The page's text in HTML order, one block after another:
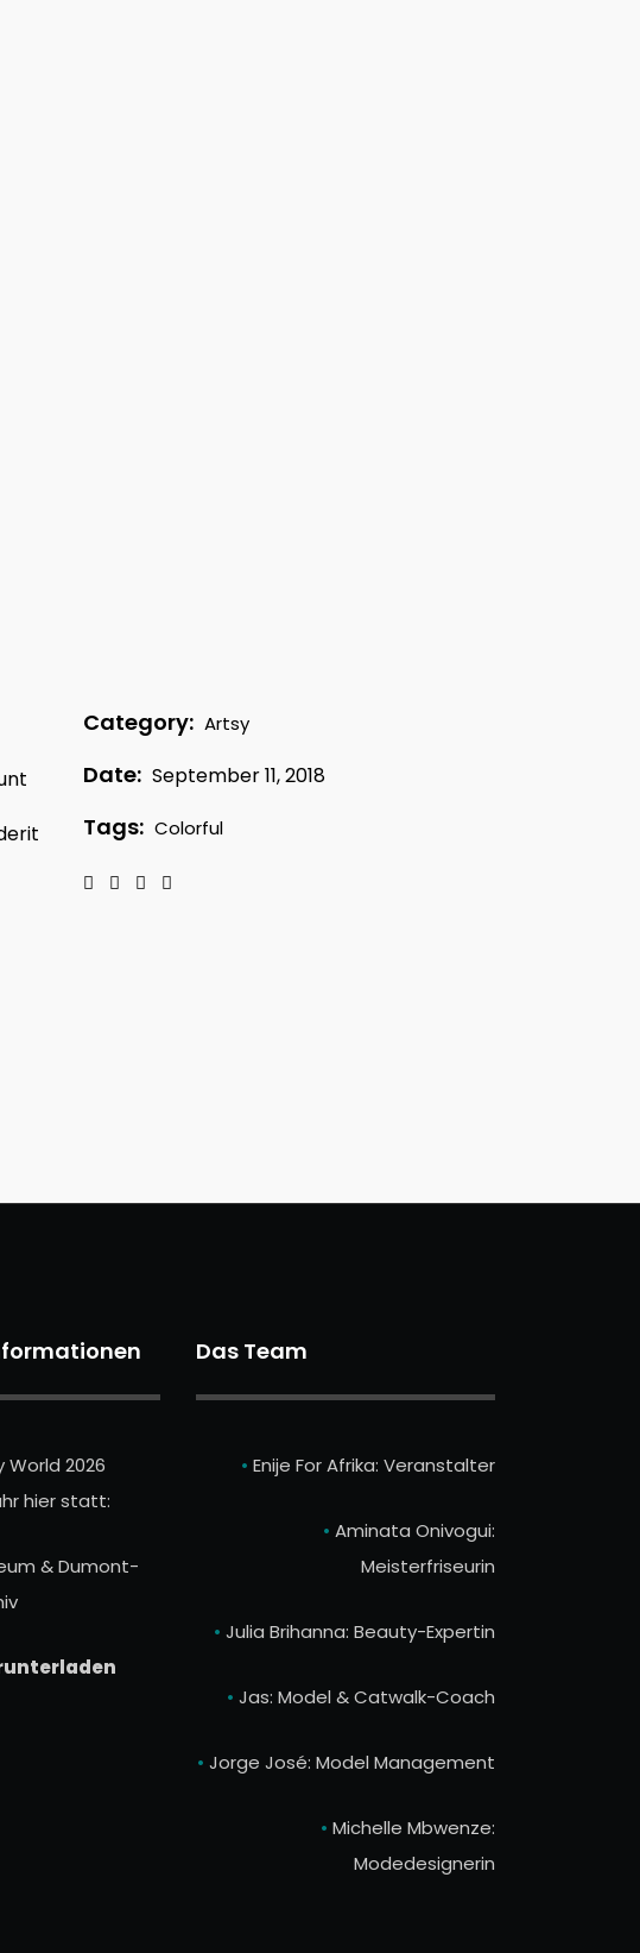
Category: Artsy
Date: September 11, 2018
Tags: Colorful
World 2026
hier statt:
& Dumont-
Das Team
• Enije For Afrika: Veranstalter
• Aminata Onivogui:
Meisterfriseurin
• Julia Brihanna: Beauty-Expertin
• Jas: Model & Catwalk-Coach
• Jorge José: Model Management
• Michelle Mbwenze:
Modedesignerin